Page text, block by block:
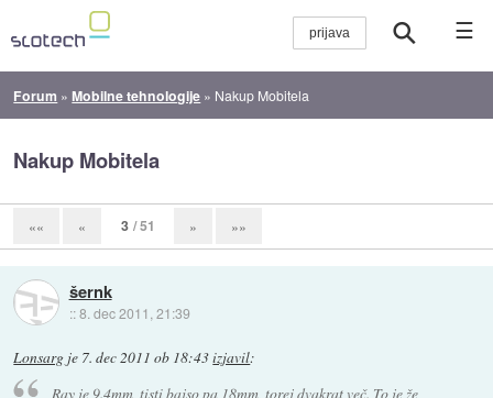
☰
Forum »Mobilne tehnologije » Nakup Mobitela
Nakup Mobitela
«« « 3 / 51 » »»
šernk
::8. dec 2011, 21:39
Lonsarg je 7. dec 2011 ob 18:43izjavil:
Ray je 9.4mm, tisti bajso pa 18mm, torej dvakrat več. To je že